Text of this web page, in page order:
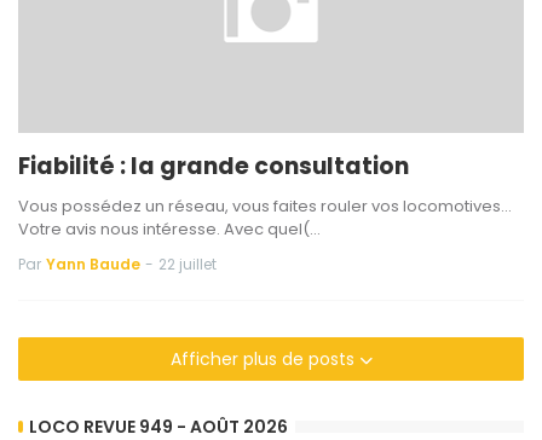
Fiabilité : la grande consultation
Vous possédez un réseau, vous faites rouler vos locomotives…
Votre avis nous intéresse. Avec quel(…
Par Yann Baude - 22 juillet
Afficher plus de posts
LOCO REVUE 949 - AOÛT 2026